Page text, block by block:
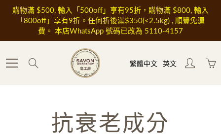
Skip
Content
購物滿 $500, 輸入「500off」享有95折，購物滿 $800, 輸入
「800off」享有9折。任何折後滿$350(<2.5kg) , 順豐免運
費。 本店WhatsApp 號碼已改為 5110-4157
繁體中文 英文
抗衰老成分